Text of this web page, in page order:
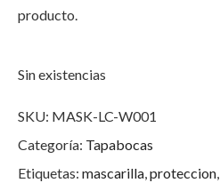
producto.
Sin existencias
SKU: MASK-LC-W001
Categoría: Tapabocas
Etiquetas: mascarilla,proteccion,